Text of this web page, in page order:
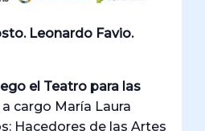
Leonardo Favio.
el Teatro para las
cargo María Laura
Hacedores de las Artes